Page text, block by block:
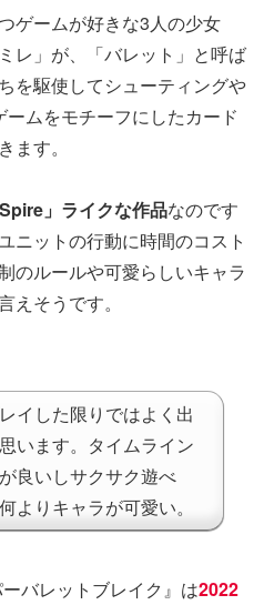
ゲームが好きな3人の少女
レ」が、「バレット」と呼ば
を駆使してシューティングや
ムをモチーフにしたカード
ます。
」ライクな作品なのです
ニットの行動に時間のコスト
のルールや可愛らしいキャラ
えそうです。
イした限りではよく出
います。タイムライン
良いしサクサク遊べ
よりキャラが可愛い。
バレットブレイク』は2022